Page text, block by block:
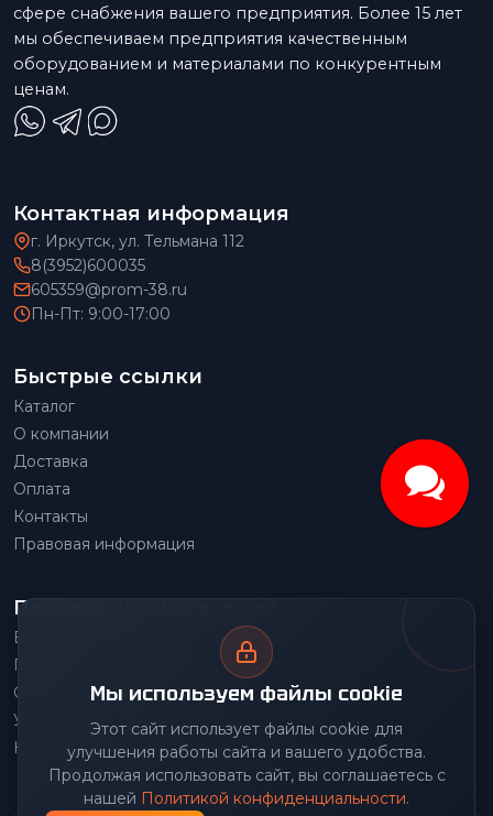
Мы используем файлы cookie
Этот сайт использует файлы cookie для
улучшения работы сайта и вашего удобства.
Продолжая использовать сайт, вы соглашаетесь с
нашей Политикой конфиденциальности.
сфере снабжения вашего предприятия. Более 15 лет
мы обеспечиваем предприятия качественным
оборудованием и материалами по конкурентным
ценам.
Контактная информация
г. Иркутск, ул. Тельмана 112
8(3952)600035
605359@prom-38.ru
Пн-Пт: 9:00-17:00
Быстрые ссылки
Каталог
О компании
Доставка
Оплата
Контакты
Правовая информация
Популярные категории
Весовое оборудование
Грузоподъемное оборудование
Складское оборудование
Упаковочное оборудование
Наше производство